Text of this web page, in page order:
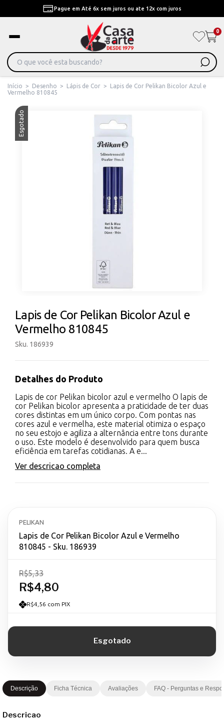
Pague em Até 6x sem juros ou ate 12x com juros
0
Início > Desenho > Lápis de Cor >
Lapis de Cor Pelikan Bicolor Azul e
Vermelho 810845
Esgotado
Lapis de Cor Pelikan Bicolor Azul e
Vermelho 810845
Sku. 186939
Detalhes do Produto
Lapis de cor Pelikan bicolor azul e vermelho O lapis de
cor Pelikan bicolor apresenta a praticidade de ter duas
cores distintas em um único corpo. Com pontas nas
cores azul e vermelha, este material otimiza o espaço
no seu estojo e agiliza a alternância entre tons durante
o uso. Este modelo é desenvolvido para quem busca
eficiência em tarefas cotidianas. A e...
Ver descricao completa
PELIKAN
Lapis de Cor Pelikan Bicolor Azul e Vermelho
810845 - Sku. 186939
R$4,80
R$5,33
R$4,56 com PIX
Descrição Ficha Técnica Avaliações FAQ - Perguntas e
Descricao